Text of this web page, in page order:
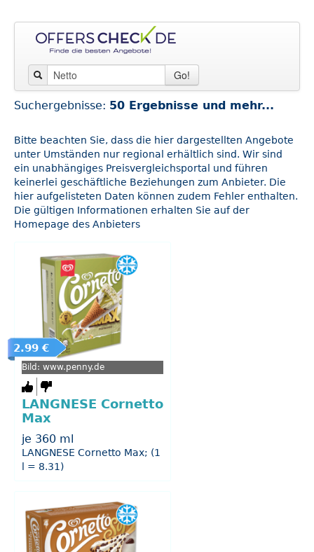
Go!
Suchergebnisse: 50 Ergebnisse und mehr...
Bitte beachten Sie, dass die hier dargestellten Angebote
unter Umständen nur regional erhältlich sind. Wir sind
ein unabhängiges Preisvergleichsportal und führen
keinerlei geschäftliche Beziehungen zum Anbieter. Die
hier aufgelisteten Daten können zudem Fehler enthalten.
Die gültigen Informationen erhalten Sie auf der
Homepage des Anbieters
2.99 €
Bild: www.penny.de
LANGNESE Cornetto
Max
je 360 ml
LANGNESE Cornetto Max; (1
l = 8.31)